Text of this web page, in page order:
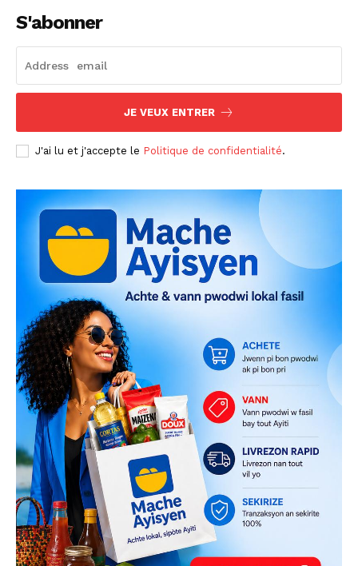
S'abonner
JE VEUX ENTRER
J'ai lu et j'accepte le Politique de confidentialité.